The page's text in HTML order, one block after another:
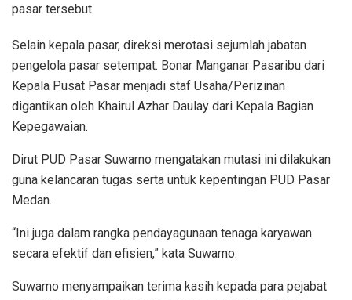
pasar tersebut.
Selain kepala pasar, direksi merotasi sejumlah jabatan
pengelola pasar setempat. Bonar Manganar Pasaribu dari
Kepala Pusat Pasar menjadi staf Usaha/Perizinan
digantikan oleh Khairul Azhar Daulay dari Kepala Bagian
Kepegawaian.
Dirut PUD Pasar Suwarno mengatakan mutasi ini dilakukan
guna kelancaran tugas serta untuk kepentingan PUD Pasar
Medan.
“Ini juga dalam rangka pendayagunaan tenaga karyawan
secara efektif dan efisien,” kata Suwarno.
Suwarno menyampaikan terima kasih kepada para pejabat